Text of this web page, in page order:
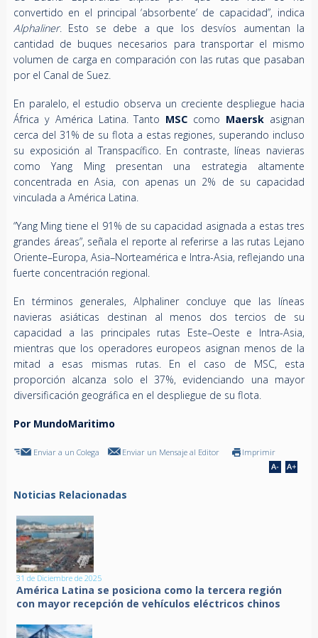
convertido en el principal ‘absorbente’ de capacidad”, indica
Alphaliner. Esto se debe a que los desvíos aumentan la
cantidad de buques necesarios para transportar el mismo
volumen de carga en comparación con las rutas que pasaban
por el Canal de Suez.
En paralelo, el estudio observa un creciente despliegue hacia
África y América Latina. Tanto MSC como Maersk asignan
cerca del 31% de su flota a estas regiones, superando incluso
su exposición al Transpacífico. En contraste, líneas navieras
como Yang Ming presentan una estrategia altamente
concentrada en Asia, con apenas un 2% de su capacidad
vinculada a América Latina.
“Yang Ming tiene el 91% de su capacidad asignada a estas tres
grandes áreas”, señala el reporte al referirse a las rutas Lejano
Oriente–Europa, Asia–Norteamérica e Intra-Asia, reflejando una
fuerte concentración regional.
En términos generales, Alphaliner concluye que las líneas
navieras asiáticas destinan al menos dos tercios de su
capacidad a las principales rutas Este–Oeste e Intra-Asia,
mientras que los operadores europeos asignan menos de la
mitad a esas mismas rutas. En el caso de MSC, esta
proporción alcanza solo el 37%, evidenciando una mayor
diversificación geográfica en el despliegue de su flota.
Por MundoMaritimo
Enviar a un Colega Enviar un Mensaje al Editor Imprimir
Noticias Relacionadas
31 de Diciembre de 2025
América Latina se posiciona como la tercera región
con mayor recepción de vehículos eléctricos chinos